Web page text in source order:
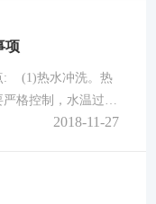
因为人汗后的产品
项
: (1)热水冲洗。热
格控制，水温过高
时刻过长也会呈现上
水以陲直方向向下
2018-11-27